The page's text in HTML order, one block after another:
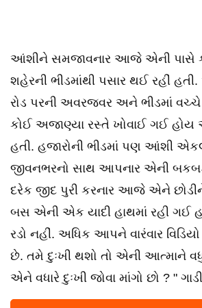
આંશીને સમજાવનાર આજે એની પાસે
શહેરની ભીડમાંથી પસાર થઈ રહીં
રોડ પરની અવરજવર અને ભીડમાં
કોઈ અજાણ્યા રસ્તે ખોવાઈ ગઈ
હતી. હજારોની ભીડમાં પણ આંશી
જીવનભરનો સાથ આપનાર એની
દરેક જીદ પુરી કરનાર આજે એને
બસ એની એક યાદી હાથમાં રહી ગઈ
રડો નહીં. અધિક આપને વારંવાર
છે. તમે દુઃખી થશો તો એની આત્માને
એને વધારે દુઃખી જોવા માંગો છો ? "